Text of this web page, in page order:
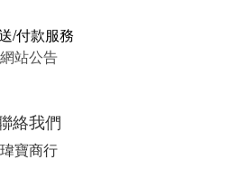
/付款服務
網站公告
絡我們
瑋寶商行